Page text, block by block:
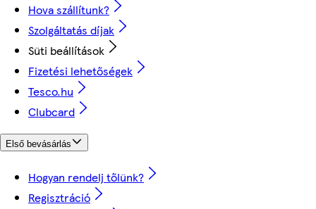
Hova szállítunk?
Szolgáltatás díjak
Süti beállítások
Fizetési lehetőségek
Tesco.hu
Clubcard
Első bevásárlás
Hogyan rendelj tőlünk?
Regisztráció